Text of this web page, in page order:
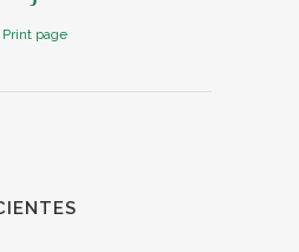
Print page